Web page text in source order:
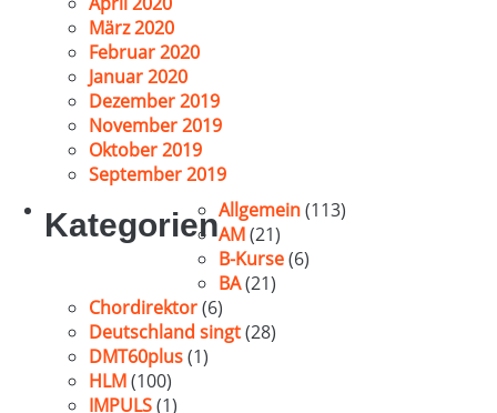
März 2020
Februar 2020
Januar 2020
Dezember 2019
November 2019
Oktober 2019
September 2019
KategorienAllgemein(113)
AM(21)
B-Kurse(6)
BA(21)
Chordirektor(6)
Deutschland singt(28)
DMT60plus(1)
HLM(100)
IMPULS(1)